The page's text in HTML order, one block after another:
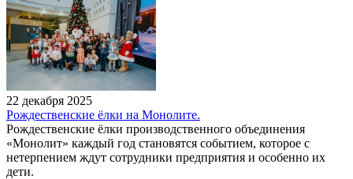
22 декабря 2025
Рождественские ёлки на Монолите.
Рождественские ёлки производственного объединения
«Монолит» каждый год становятся событием, которое с
нетерпением ждут сотрудники предприятия и особенно их
дети.